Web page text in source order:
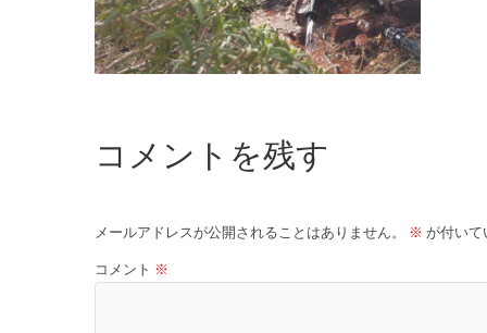
コメントを残す
メールアドレスが公開されることはありません。 ※ が付いて
コメント ※